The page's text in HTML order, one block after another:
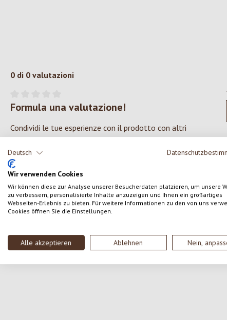
Deutsch
Wir verwenden Cookies
Wir können diese zur Analyse unserer Besucherdaten platzieren, um unsere
zu verbessern, personalisierte Inhalte anzuzeigen und Ihnen ein großartiges
Webseiten-Erlebnis zu bieten. Für weitere Informationen zu den von uns
Cookies öffnen Sie die Einstellungen.
Alle akzeptieren Ablehnen Nein,
0 di 0 valutazioni
Valutazione media di 0 su 5 stelle
Formula una valutazione!
Condividi le tue esperienze con il prodotto con altri
Salta la galleria dei prodotti